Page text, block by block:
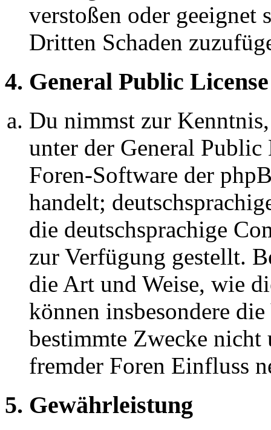
verstoßen oder geeignet
Dritten Schaden
4. General Public License
Du nimmst zur
unter der General
Foren-Software der
handelt;
die deutschsprachige
zur Verfügung gestellt.
die Art und Weise, wie
können insbesondere
bestimmte Zwecke nicht
fremder Foren Einfluss
5. Gewährleistung